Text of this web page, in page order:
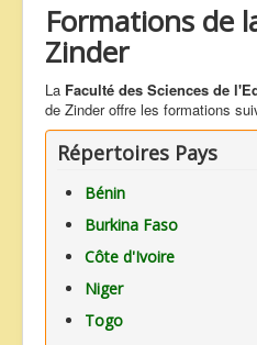
Formations de
Zinder
La Faculté des Sciences de
de Zinder offre les formations
Répertoires Pays
Bénin
Burkina Faso
Côte d'Ivoire
Niger
Togo